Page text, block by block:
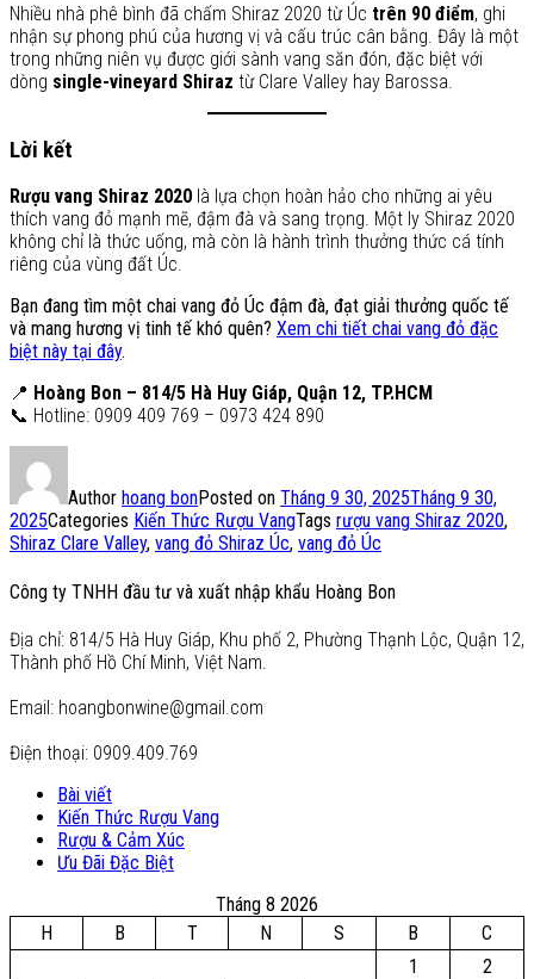
Nhiều nhà phê bình đã chấm Shiraz 2020 từ Úc trên 90 điểm, ghi
nhận sự phong phú của hương vị và cấu trúc cân bằng. Đây là một
trong những niên vụ được giới sành vang săn đón, đặc biệt với
dòng single-vineyard Shiraz từ Clare Valley hay Barossa.
Lời kết
Rượu vang Shiraz 2020 là lựa chọn hoàn hảo cho những ai yêu
thích vang đỏ mạnh mẽ, đậm đà và sang trọng. Một ly Shiraz 2020
không chỉ là thức uống, mà còn là hành trình thưởng thức cá tính
riêng của vùng đất Úc.
Bạn đang tìm một chai vang đỏ Úc đậm đà, đạt giải thưởng quốc tế
và mang hương vị tinh tế khó quên? Xem chi tiết chai vang đỏ đặc
biệt này tại đây.
📍 Hoàng Bon – 814/5 Hà Huy Giáp, Quận 12, TP.HCM
📞 Hotline: 0909 409 769 – 0973 424 890
Author hoang bonPosted on Tháng 9 30, 2025Tháng 9 30,
2025Categories Kiến Thức Rượu VangTags rượu vang Shiraz 2020,
Shiraz Clare Valley, vang đỏ Shiraz Úc, vang đỏ Úc
Công ty TNHH đầu tư và xuất nhập khẩu Hoàng Bon
Địa chỉ: 814/5 Hà Huy Giáp, Khu phố 2, Phường Thạnh Lộc, Quận 12,
Thành phố Hồ Chí Minh, Việt Nam.
Email: hoangbonwine@gmail.com
Điện thoại: 0909.409.769
Bài viết
Kiến Thức Rượu Vang
Rượu & Cảm Xúc
Ưu Đãi Đặc Biệt
Tháng 8 2026
H
B T N S B
C
1
2